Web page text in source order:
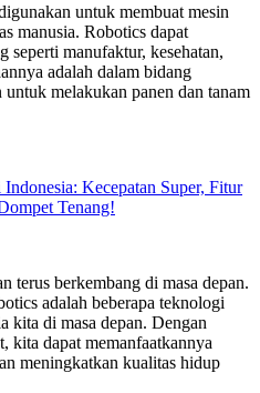
untuk membuat mesin
manusia. Robotics dapat
seperti manufaktur, kesehatan,
adalah dalam bidang
melakukan panen dan tanam
Kecepatan Super, Fitur
Tenang!
terus berkembang di masa depan.
adalah beberapa teknologi
kita di masa depan. Dengan
kita dapat memanfaatkannya
meningkatkan kualitas hidup